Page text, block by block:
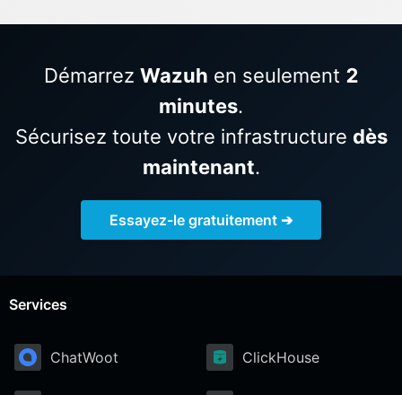
Démarrez Wazuh en seulement 2
minutes.
Sécurisez toute votre infrastructure dès
maintenant.
Essayez-le gratuitement ➔
Services
ChatWoot ClickHouse